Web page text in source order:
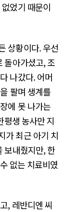
었기 때문이
상황이다. 우선
돌아가셨고, 조
나갔다. 어머
팔며 생계를
에 못 나가는
평생 농사만 지
가 최근 아기 치
보내줬지만, 한
없는 치료비였
, 레반디엔 씨